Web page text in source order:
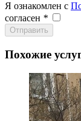
Я ознакомлен с
согласен *
Отправить
Похожие